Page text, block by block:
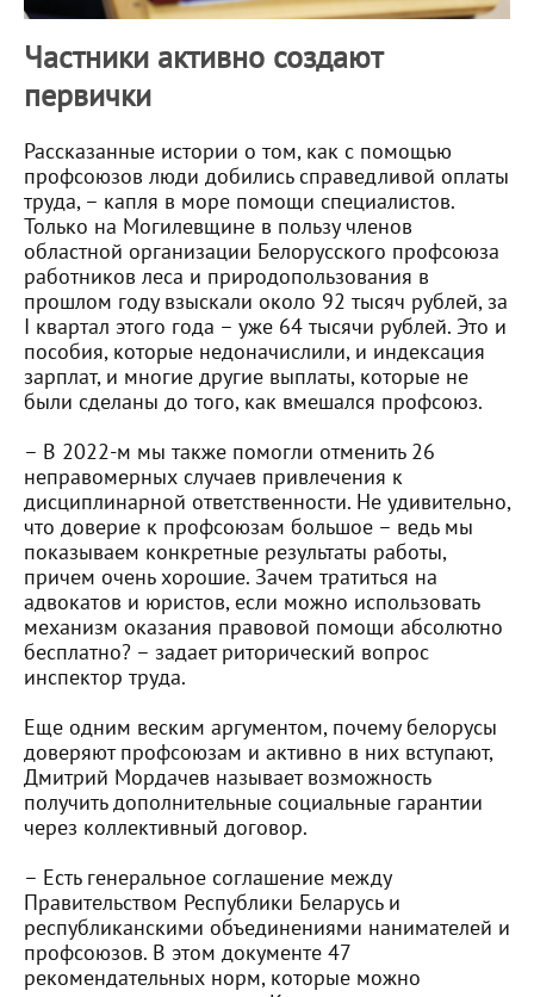
Частники активно создают
первички
Рассказанные истории о том, как с помощью
профсоюзов люди добились справедливой оплаты
труда, – капля в море помощи специалистов.
Только на Могилевщине в пользу членов
областной организации Белорусского профсоюза
работников леса и природопользования в
прошлом году взыскали около 92 тысяч рублей, за
I квартал этого года – уже 64 тысячи рублей. Это и
пособия, которые недоначислили, и индексация
зарплат, и многие другие выплаты, которые не
были сделаны до того, как вмешался профсоюз.
– В 2022-м мы также помогли отменить 26
неправомерных случаев привлечения к
дисциплинарной ответственности. Не удивительно,
что доверие к профсоюзам большое – ведь мы
показываем конкретные результаты работы,
причем очень хорошие. Зачем тратиться на
адвокатов и юристов, если можно использовать
механизм оказания правовой помощи абсолютно
бесплатно? – задает риторический вопрос
инспектор труда.
Еще одним веским аргументом, почему белорусы
доверяют профсоюзам и активно в них вступают,
Дмитрий Мордачев называет возможность
получить дополнительные социальные гарантии
через коллективный договор.
– Есть генеральное соглашение между
Правительством Республики Беларусь и
республиканскими объединениями нанимателей и
профсоюзов. В этом документе 47
рекомендательных норм, которые можно